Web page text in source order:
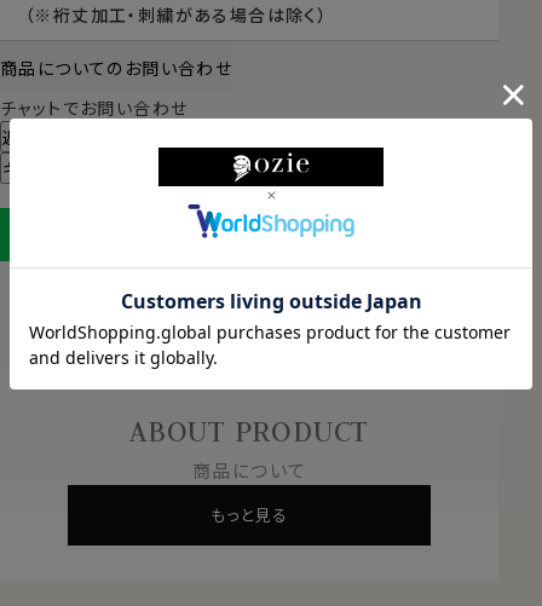
（※裄丈加工・刺繍がある場合は除く）
商品についてのお問い合わせ
チャットでお問い合わせ
返品・交換について
ギフトラッピングについて
LINEに保存する
ABOUT PRODUCT
商品について
もっと見る